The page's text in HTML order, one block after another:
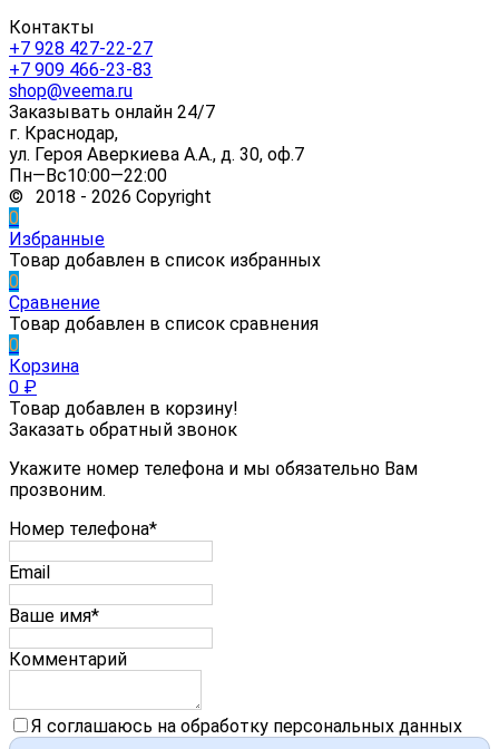
Контакты
+7 928 427-22-27
+7 909 466-23-83
shop@veema.ru
Заказывать онлайн 24/7
г. Краснодар,
ул. Героя Аверкиева А.А., д. 30, оф.7
Пн—Вс10:00—22:00
© 2018 - 2026 Copyright
0
Избранные
Товар добавлен в список избранных
0
Сравнение
Товар добавлен в список сравнения
0
Корзина
0 ₽
Товар добавлен в корзину!
Заказать обратный звонок
Укажите номер телефона и мы обязательно Вам
прозвоним.
Номер телефона*
Email
Ваше имя*
Комментарий
Я соглашаюсь на обработку персональных данных